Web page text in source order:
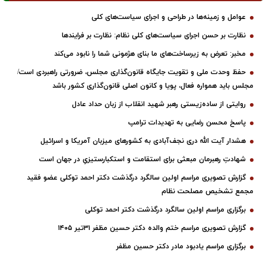
عوامل و زمینه‌ها در طراحی و اجرای سیاست‌های کلی
نظارت بر حسن اجرای سیاست‌های کلی نظام: نظارت بر فرایندها
مخبر: تعرض به زیرساخت‌های ما بنای هژمونی شما را نابود می‌کند
حفظ وحدت ملی و تقویت جایگاه قانون‌گذاری مجلس، ضرورتی راهبردی است/
مجلس باید همواره فعال، پویا و کانون اصلی قانون‌گذاری کشور باشد
روایتی از ساده‌زیستی رهبر شهید انقلاب از زبان حداد عادل
پاسخ محسن رضایی به تهدیدات ترامپ
هشدار آیت الله دری نجف‌آبادی به کشورهای میزبان آمریکا و اسرائیل
شهادتِ رهبرمان مبعثی برای استقامت و استکبارستیزیِ در جهان است
گزارش تصویری مراسم اولین سالگرد درگذشت دکتر احمد توکلی عضو فقید
مجمع تشخیص مصلحت نظام
برگزاری مراسم اولین سالگرد درگذشت دکتر احمد توکلی
گزارش تصویری مراسم ختم والده دکتر حسین مظفر ۳۱تیر ۱۴۰۵
برگزاری مراسم یادبود مادر دکتر حسین مظفر